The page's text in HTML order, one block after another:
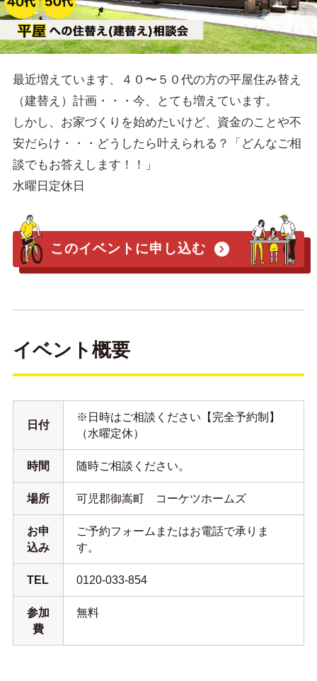
最近増えています、４０〜５０代の方の平屋住み替え
（建替え）計画・・・今、とても増えています。
しかし、お家づくりを始めたいけど、資金のことや不
安だらけ・・・どうしたら叶えられる？「どんなご相
談でもお答えします！！」
水曜日定休日
このイベントに申し込む
イベント概要
日付
※日時はご相談ください【完全予約制】
（水曜定休）
時間 随時ご相談ください。
場所 可児郡御嵩町 コーケツホームズ
お申
込み
ご予約フォームまたはお電話で承りま
す。
TEL 0120-033-854
参加
費
無料